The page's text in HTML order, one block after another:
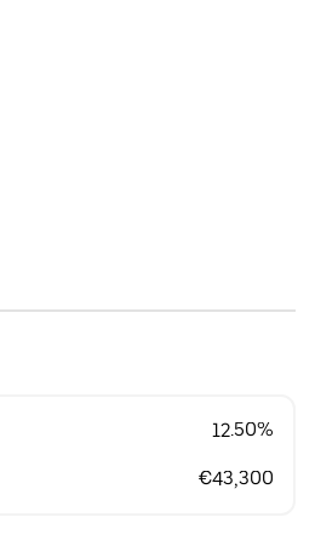
12.50%
€43,300